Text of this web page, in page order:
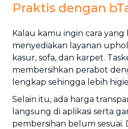
Praktis dengan
Kalau kamu ingin cara yang
menyediakan layanan
kasur, sofa, dan karpet.
membersihkan perabot
lengkap sehingga lebih
Selain itu, ada harga
langsung di aplikasi serta
pembersihan belum sesuai.